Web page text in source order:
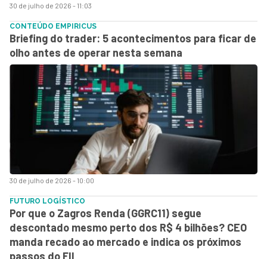
30 de julho de 2026 - 11:03
30 de julho de 2026 - 10:00
CONTEÚDO EMPIRICUS
Briefing do trader: 5 acontecimentos para ficar de
olho antes de operar nesta semana
FUTURO LOGÍSTICO
Por que o Zagros Renda (GGRC11) segue
descontado mesmo perto dos R$ 4 bilhões? CEO
manda recado ao mercado e indica os próximos
passos do FII